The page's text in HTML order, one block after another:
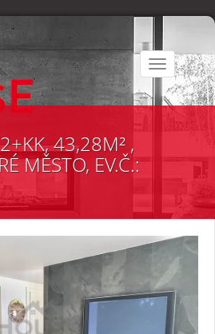
Toggle
navigation
43,28M² ,
MĚSTO, EV.Č.: